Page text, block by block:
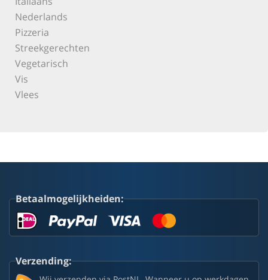
Nederlands
Pizzeria
Streekgerechten
Vegetarisch
Vis
Vlees
Betaalmogelijkheiden:
Verzending: